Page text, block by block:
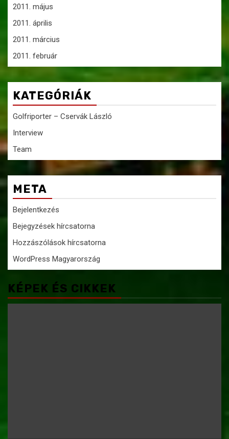
2011. május
2011. április
2011. március
2011. február
KATEGÓRIÁK
Golfriporter – Cservák László
Interview
Team
META
Bejelentkezés
Bejegyzések hírcsatorna
Hozzászólások hírcsatorna
WordPress Magyarország
KÉPEK ÉS CIKKEK